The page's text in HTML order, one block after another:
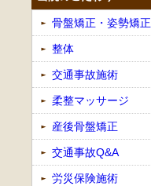
骨盤矯正・姿勢矯正
整体
交通事故施術
柔整マッサージ
産後骨盤矯正
交通事故Q&A
労災保険施術